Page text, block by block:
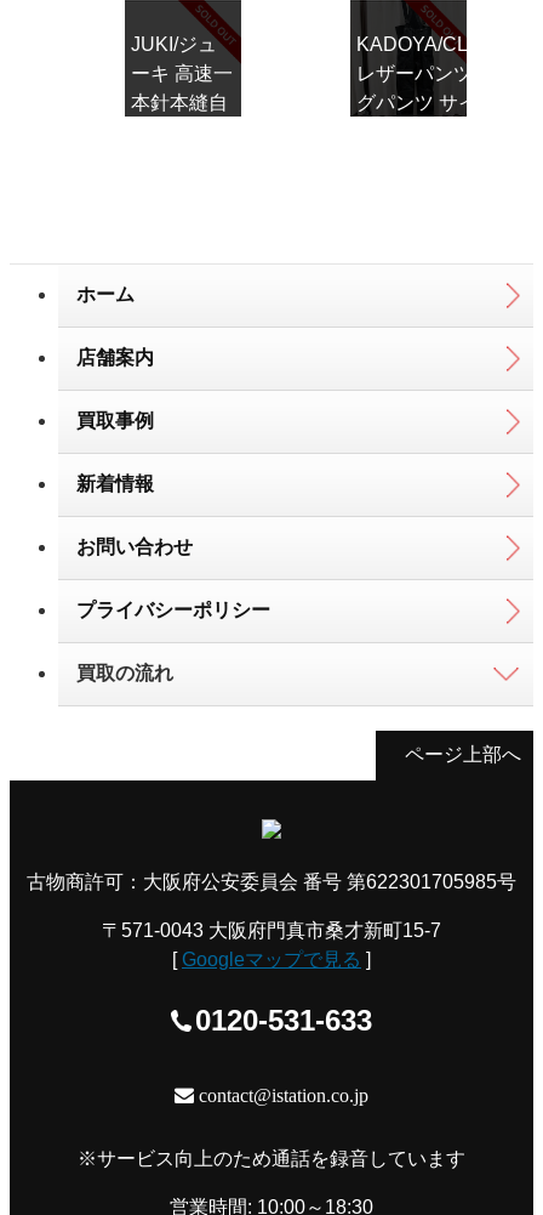
JUKI/ジュ
ーキ 高速一
本針本縫自
KADOYA/
レザーパンツレーシ
グパンツ サイズL
ホーム
店舗案内
買取事例
新着情報
お問い合わせ
プライバシーポリシー
買取の流れ
ページ上部へ
古物商許可：大阪府公安委員会 番号 第622301705985号
〒571-0043 大阪府門真市桑才新町15-7
[ Googleマップで見る ]
0120-531-633
contact@istation.co.jp
※サービス向上のため通話を録音しています
営業時間: 10:00～18:30